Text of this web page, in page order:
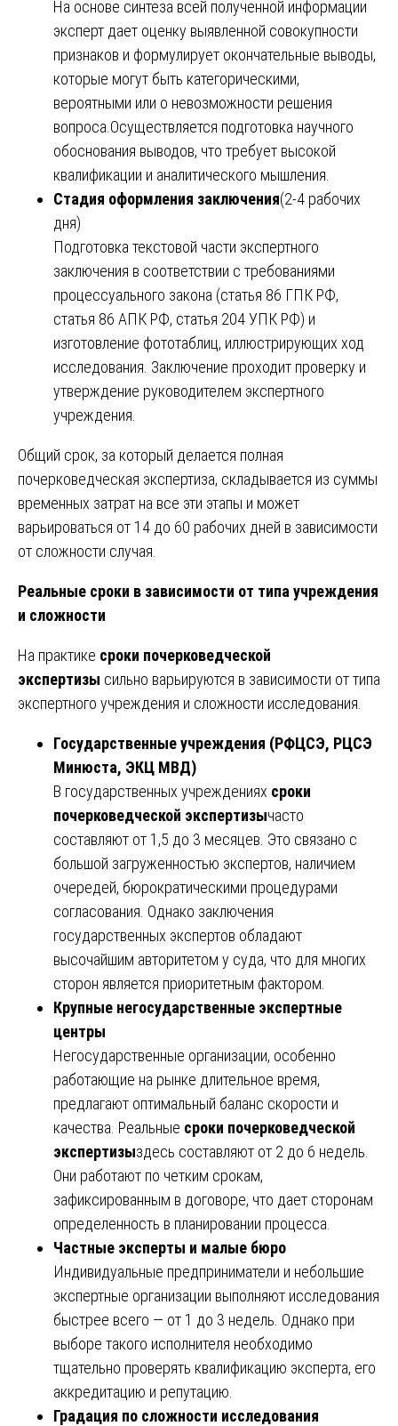
На основе синтеза всей полученной информации
эксперт дает оценку выявленной совокупности
признаков и формулирует окончательные выводы,
которые могут быть категорическими,
вероятными или о невозможности решения
вопроса.Осуществляется подготовка научного
обоснования выводов, что требует высокой
квалификации и аналитического мышления.
Стадия оформления заключения(2-4 рабочих
дня)
Подготовка текстовой части экспертного
заключения в соответствии с требованиями
процессуального закона (статья 86 ГПК РФ,
статья 86 АПК РФ, статья 204 УПК РФ) и
изготовление фототаблиц, иллюстрирующих ход
исследования. Заключение проходит проверку и
утверждение руководителем экспертного
учреждения.
Общий срок, за который делается полная
почерковедческая экспертиза, складывается из суммы
временных затрат на все эти этапы и может
варьироваться от 14 до 60 рабочих дней в зависимости
от сложности случая.
Реальные сроки в зависимости от типа учреждения
и сложности
На практике сроки почерковедческой
экспертизы сильно варьируются в зависимости от типа
экспертного учреждения и сложности исследования.
Государственные учреждения (РФЦСЭ, РЦСЭ
Минюста, ЭКЦ МВД)
В государственных учреждениях сроки
почерковедческой экспертизычасто
составляют от 1,5 до 3 месяцев. Это связано с
большой загруженностью экспертов, наличием
очередей, бюрократическими процедурами
согласования. Однако заключения
государственных экспертов обладают
высочайшим авторитетом у суда, что для многих
сторон является приоритетным фактором.
Крупные негосударственные экспертные
центры
Негосударственные организации, особенно
работающие на рынке длительное время,
предлагают оптимальный баланс скорости и
качества. Реальные сроки почерковедческой
экспертизыздесь составляют от 2 до 6 недель.
Они работают по четким срокам,
зафиксированным в договоре, что дает сторонам
определенность в планировании процесса.
Частные эксперты и малые бюро
Индивидуальные предприниматели и небольшие
экспертные организации выполняют исследования
быстрее всего — от 1 до 3 недель. Однако при
выборе такого исполнителя необходимо
тщательно проверять квалификацию эксперта, его
аккредитацию и репутацию.
Градация по сложности исследования